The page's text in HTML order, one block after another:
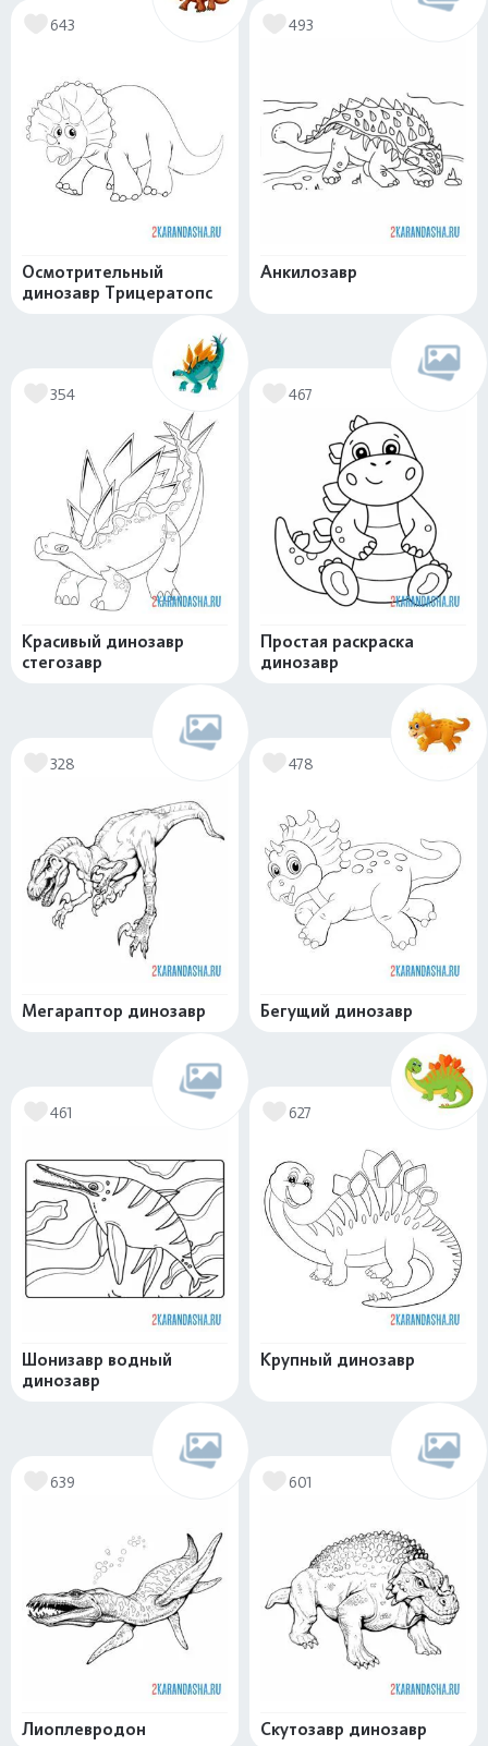
643
Осмотрительный
динозавр Трицератопс
493
Анкилозавр
354
Красивый динозавр
стегозавр
467
Простая раскраска
динозавр
328
Мегараптор динозавр
478
Бегущий динозавр
461
Шонизавр водный
динозавр
627
Крупный динозавр
639
Лиоплевродон
601
Скутозавр динозавр